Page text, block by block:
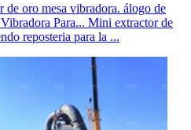
de oro mesa vibradora. álogo de
Para... Mini extractor de
reposteria para la ...